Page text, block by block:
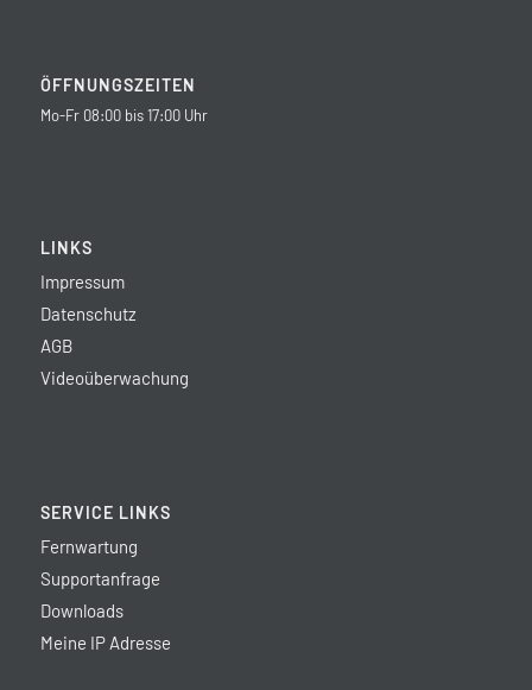
ÖFFNUNGSZEITEN
Mo-Fr 08:00 bis 17:00 Uhr
LINKS
Impressum
Datenschutz
AGB
Videoüberwachung
SERVICE LINKS
Fernwartung
Supportanfrage
Downloads
Meine IP Adresse